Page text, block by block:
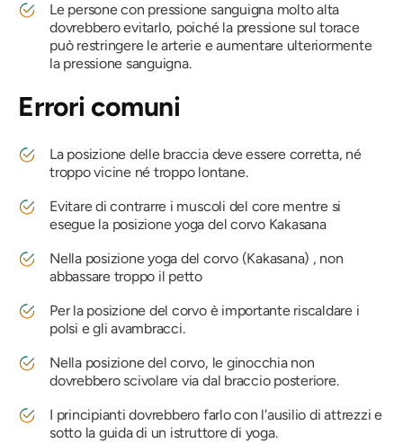
Le persone con pressione sanguigna molto alta
dovrebbero evitarlo, poiché la pressione sul torace
può restringere le arterie e aumentare ulteriormente
la pressione sanguigna.
Errori comuni
La posizione delle braccia deve essere corretta, né
troppo vicine né troppo lontane.
Evitare di contrarre i muscoli del core mentre si
esegue la posizione yoga del corvo Kakasana
Nella posizione yoga del corvo (Kakasana) , non
abbassare troppo il petto
Per la posizione del corvo è importante riscaldare i
polsi e gli avambracci.
Nella posizione del corvo, le ginocchia non
dovrebbero scivolare via dal braccio posteriore.
I principianti dovrebbero farlo con l'ausilio di attrezzi e
sotto la guida di un istruttore di yoga.